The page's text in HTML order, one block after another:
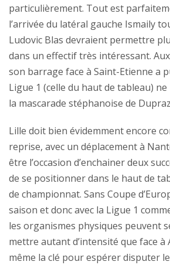
particulièrement. Tout est
l’arrivée du latéral gauche Ismaily
Ludovic Blas devraient permettre
dans un effectif très intéressant.
son barrage face à Saint-Etienne a
Ligue 1 (celle du haut de tableau)
la mascarade stéphanoise de
Lille doit bien évidemment encore
reprise, avec un déplacement à
être l’occasion d’enchainer deux
de se positionner dans le haut de
de championnat. Sans Coupe
saison et donc avec la Ligue 1
les organismes physiques peuvent
mettre autant d’intensité que face à
même la clé pour espérer disputer